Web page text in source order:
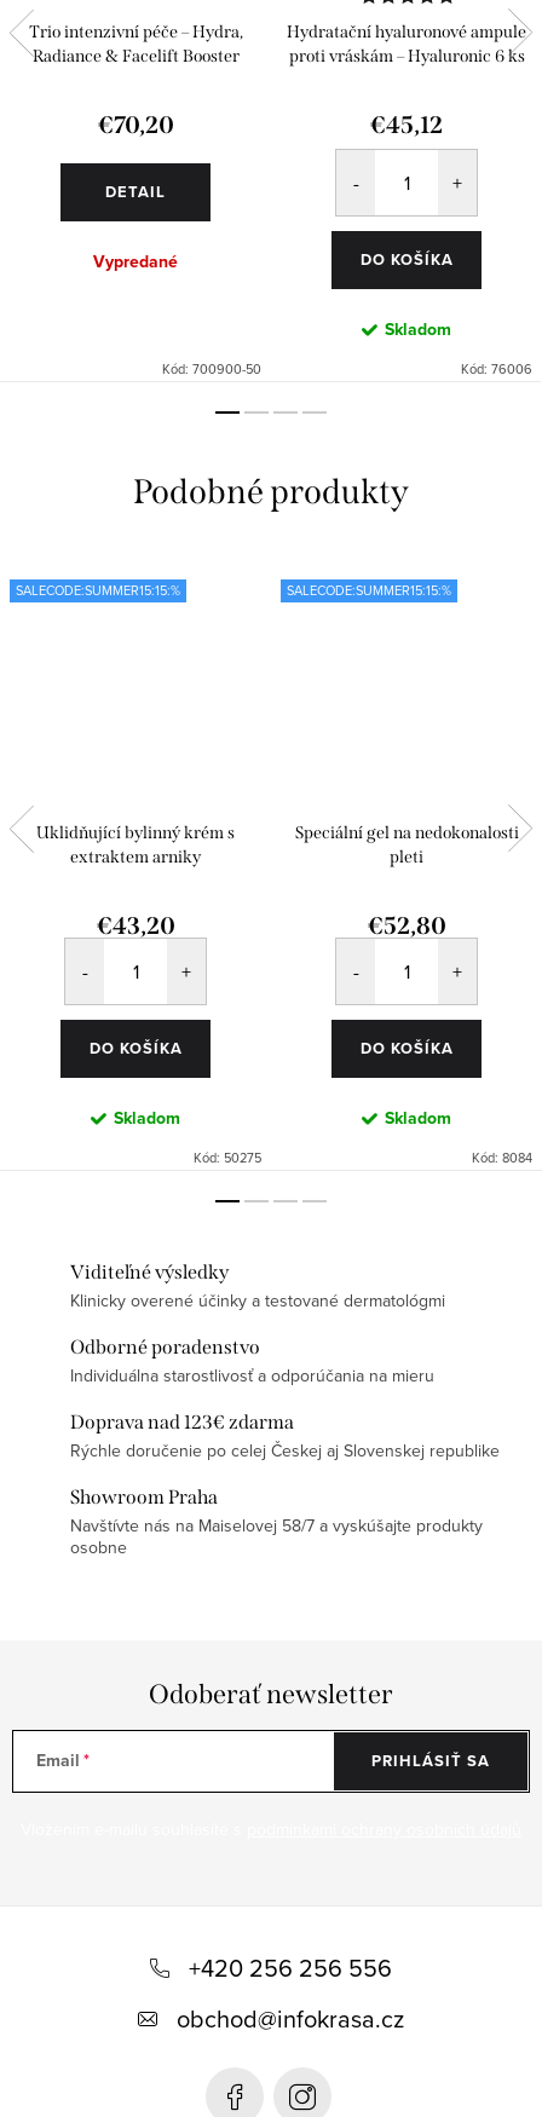
Trio intenzivní péče – Hydra,
Radiance & Facelift Booster
€70,20
DETAIL
Vypredané
Kód: 700900-50
Hydratační hyaluronové ampule
proti vráskám – Hyaluronic 6 ks
€45,12
DO KOŠÍKA
Skladom
Kód: 76006
SALECODE:SUMMER15:15:%
Uklidňující bylinný krém s
extraktem arniky
€43,20
DO KOŠÍKA
Skladom
Kód: 50275
SALECODE:SUMMER15:15:%
Speciální gel na nedokonalosti
pleti
€52,80
DO KOŠÍKA
Skladom
Kód: 8084
Viditeľné výsledky
Klinicky overené účinky a testované dermatológmi
Odborné poradenstvo
Individuálna starostlivosť a odporúčania na mieru
Doprava nad 123€ zdarma
Rýchle doručenie po celej Českej aj Slovenskej republike
Showroom Praha
Navštívte nás na Maiselovej 58/7 a vyskúšajte produkty
osobne
Odoberať newsletter
Email PRIHLÁSIŤ SA
+420 256 256 556
obchod@infokrasa.cz